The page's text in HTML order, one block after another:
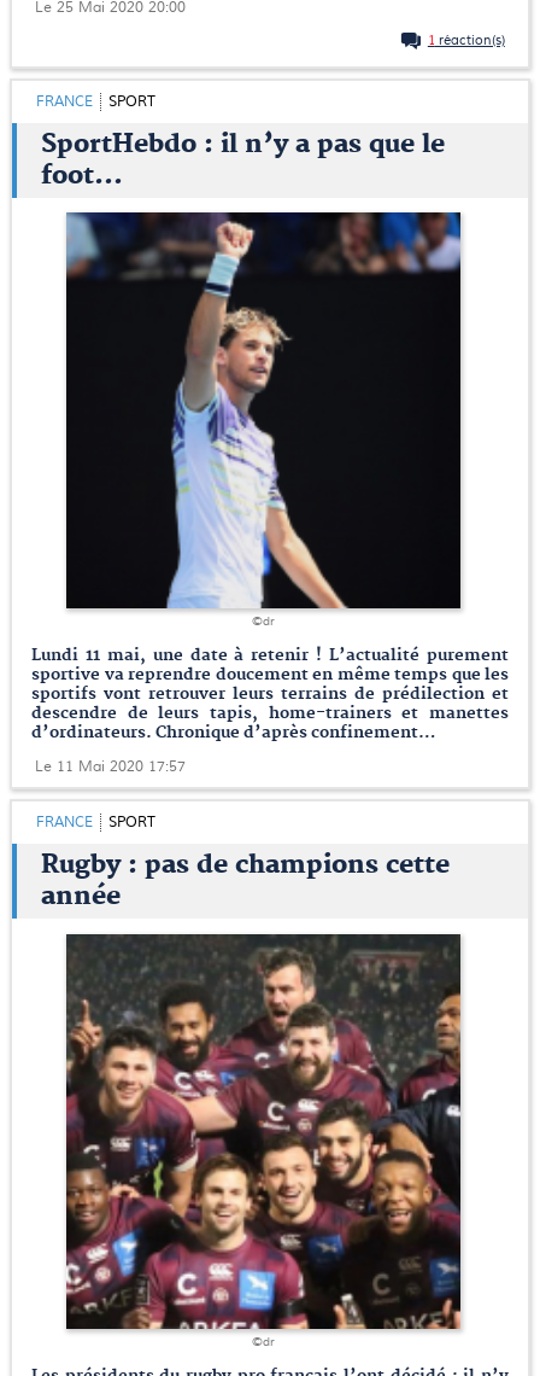
Le 25 Mai 2020 20:00
1 réaction(s)
FRANCE SPORT
SportHebdo : il n’y a pas que le
foot…
©dr
Lundi 11 mai, une date à retenir ! L’actualité purement
sportive va reprendre doucement en même temps que les
sportifs vont retrouver leurs terrains de prédilection et
descendre de leurs tapis, home-trainers et manettes
d’ordinateurs. Chronique d’après confinement…
Le 11 Mai 2020 17:57
FRANCE SPORT
Rugby : pas de champions cette
année
©dr